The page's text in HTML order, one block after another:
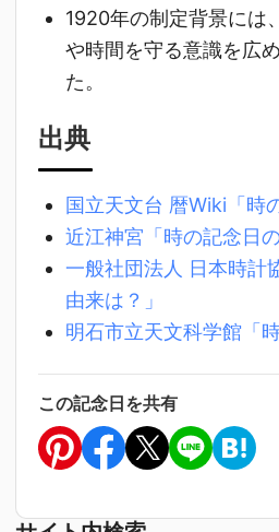
1920年の制定背景には
や時間を守る意識を広
た。
出典
国立天文台 暦Wiki「時
近江神宮「時の記念日の
一般社団法人 日本時計
由来は？」
明石市立天文科学館「
この記念日を共有